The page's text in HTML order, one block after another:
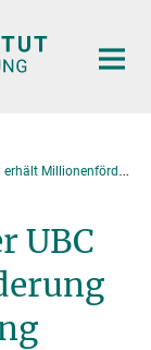
für Quantenforschung
UBC